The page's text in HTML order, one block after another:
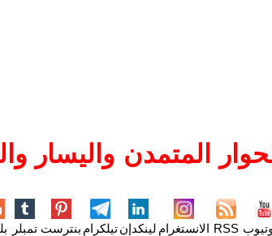
المتمدن واليسار
RSS الانستغرام لينكدإنتيلكرام بنترست تمبلر